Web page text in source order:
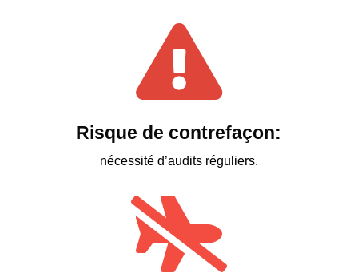

Risque de contrefaçon:
nécessité d’audits réguliers.
